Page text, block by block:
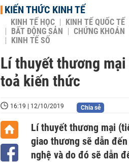
KIẾN THỨC KINH TẾ
KINH TẾ HỌC KINH TẾ QUỐC TẾ
BẤT ĐỘNG SẢN
CHỨNG KHOÁN
KINH TẾ SỐ
Lí thuyết thương
toả kiến thức
16:19 | 12/10/2019 Chia sẻ
Lí thuyết thương mại
giao thương sẽ dẫn
nghệ và do đó sẽ dẫn